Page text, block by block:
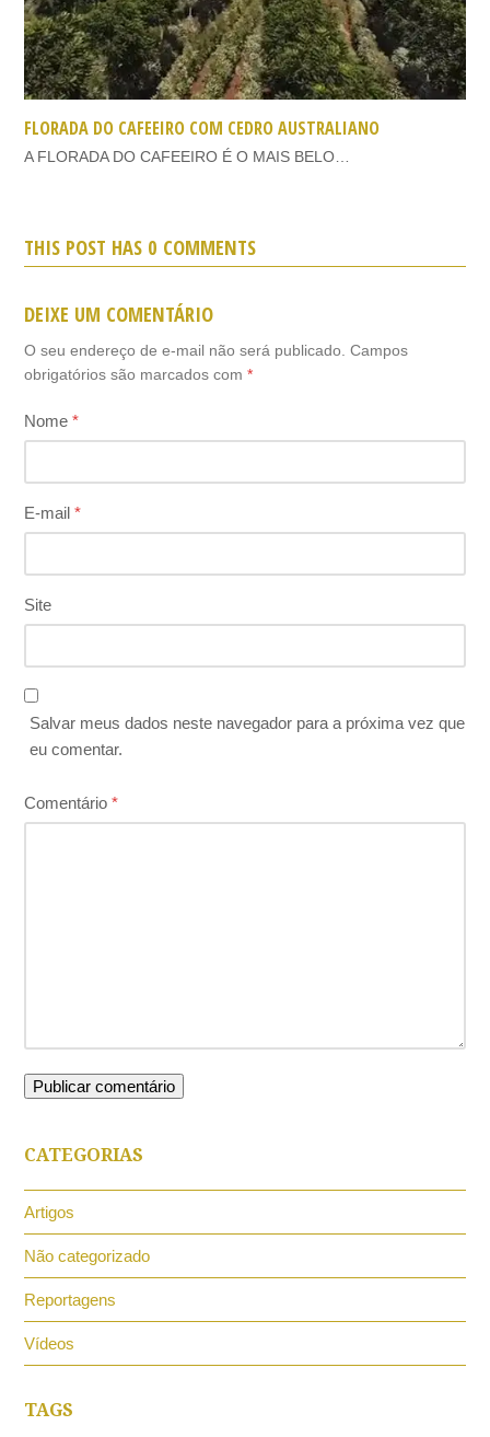
FLORADA DO CAFEEIRO COM CEDRO AUSTRALIANO
A FLORADA DO CAFEEIRO É O MAIS BELO…
THIS POST HAS 0 COMMENTS
DEIXE UM COMENTÁRIO
O seu endereço de e-mail não será publicado. Campos
obrigatórios são marcados com*
Nome*
E-mail*
Site
Salvar meus dados neste navegador para a próxima vez que
eu comentar.
Comentário*
CATEGORIAS
Artigos
Não categorizado
Reportagens
Vídeos
TAGS